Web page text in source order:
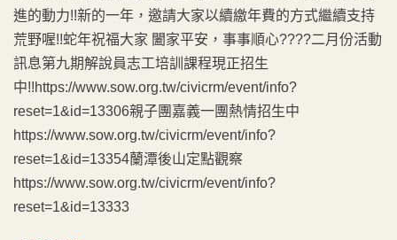
進的動力!!新的一年，邀請大家以續繳年費的方式繼續支持
荒野喔!!蛇年祝福大家 闔家平安，事事順心????二月份活動
訊息第九期解說員志工培訓課程現正招生
中!!https://www.sow.org.tw/civicrm/event/info?
reset=1&id=13306親子團嘉義一團熱情招生中
https://www.sow.org.tw/civicrm/event/info?
reset=1&id=13354蘭潭後山定點觀察
https://www.sow.org.tw/civicrm/event/info?
reset=1&id=13333